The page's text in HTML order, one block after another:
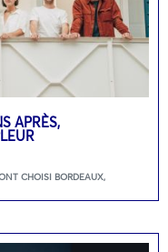
APRÈS,
CHOISI BORDEAUX,